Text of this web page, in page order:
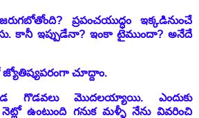
ప్రపంచయుద్ధం ఇక్కడినుంచే
కానీ ఇప్పుడేనా? ఇంకా టైముందా? అనేదే
జ్యోతిష్యపరంగా చూద్దాం.
గొడవలు మొదలయ్యాయి. ఎందుకు
ఉంటుంది గనుక మళ్ళీ నేను వివరించి